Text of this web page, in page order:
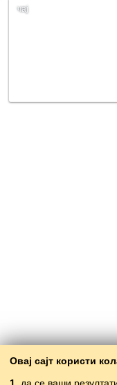
Овај сајт користи
чај